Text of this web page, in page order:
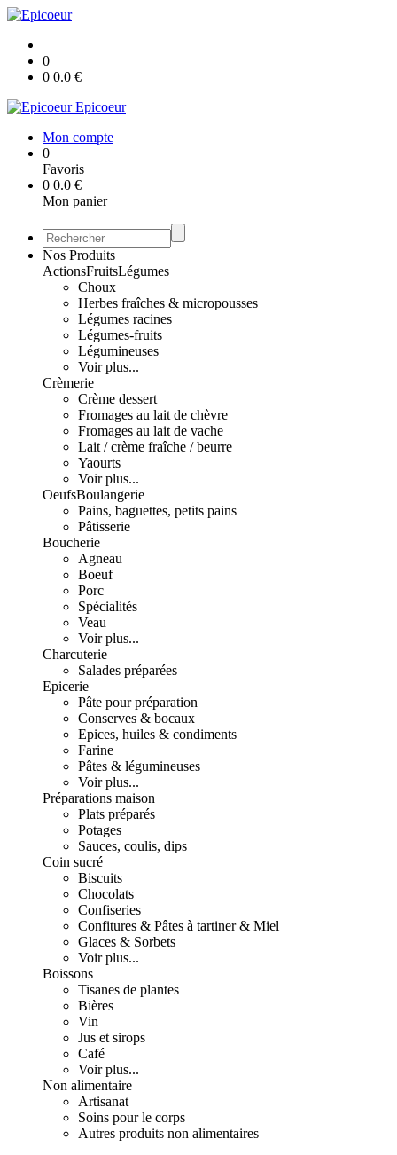
0
0 0.0 €
Epicoeur
Mon compte
0
Favoris
0 0.0 €
Mon panier
Nos Produits
ActionsFruitsLégumes
Choux
Herbes fraîches & micropousses
Légumes racines
Légumes-fruits
Légumineuses
Voir plus...
Crèmerie
Crème dessert
Fromages au lait de chèvre
Fromages au lait de vache
Lait / crème fraîche / beurre
Yaourts
Voir plus...
OeufsBoulangerie
Pains, baguettes, petits pains
Pâtisserie
Boucherie
Agneau
Boeuf
Porc
Spécialités
Veau
Voir plus...
Charcuterie
Salades préparées
Epicerie
Pâte pour préparation
Conserves & bocaux
Epices, huiles & condiments
Farine
Pâtes & légumineuses
Voir plus...
Préparations maison
Plats préparés
Potages
Sauces, coulis, dips
Coin sucré
Biscuits
Chocolats
Confiseries
Confitures & Pâtes à tartiner & Miel
Glaces & Sorbets
Voir plus...
Boissons
Tisanes de plantes
Bières
Vin
Jus et sirops
Café
Voir plus...
Non alimentaire
Artisanat
Soins pour le corps
Autres produits non alimentaires